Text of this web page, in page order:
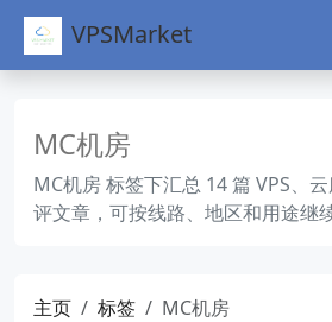
VPSMarket
MC机房
MC机房 标签下汇总 14 篇 VPS、
评文章，可按线路、地区和用途继
主页 标签 MC机房